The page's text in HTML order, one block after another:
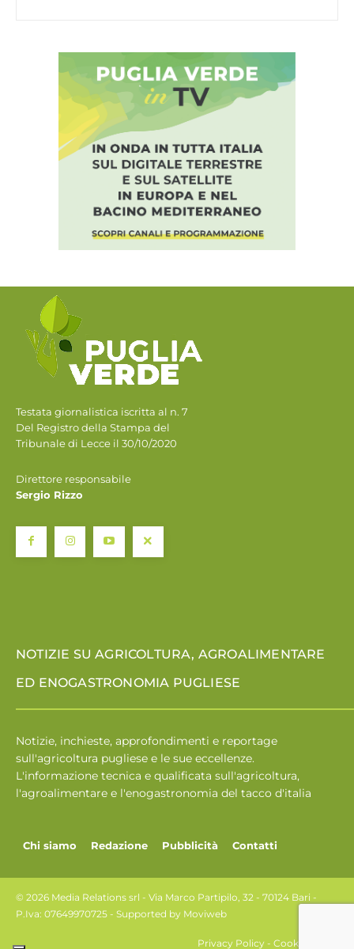
Testata giornalistica iscritta al n. 7
Del Registro della Stampa del
Tribunale di Lecce il 30/10/2020
Direttore responsabile
Sergio Rizzo
NOTIZIE SU AGRICOLTURA, AGROALIMENTARE
ED ENOGASTRONOMIA PUGLIESE
Notizie, inchieste, approfondimenti e reportage
sull'agricoltura pugliese e le sue eccellenze.
L'informazione tecnica e qualificata sull'agricoltura,
l'agroalimentare e l'enogastronomia del tacco d'italia
Chi siamo Redazione Pubblicità Contatti
© 2026 Media Relations srl - Via Marco Partipilo, 32 - 70124 Bari -
P.Iva: 07649970725 - Supported by Moviweb
Privacy Policy - Cookie Policy